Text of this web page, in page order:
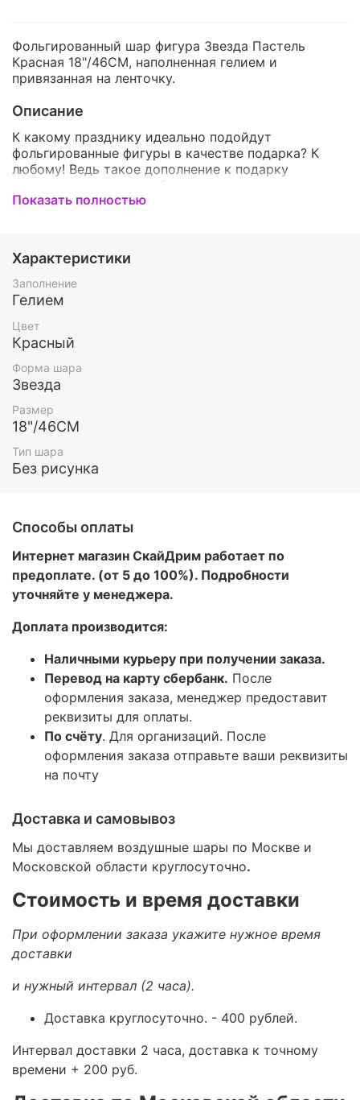
Фольгированный шар фигура Звезда Пастель
Красная 18"/46СМ, наполненная гелием и
привязанная на ленточку.
Описание
К какому празднику идеально подойдут
фольгированные фигуры в качестве подарка? К
любому! Ведь такое дополнение к подарку
порадует не только ребенка, но и взрослого
человека! Ведь они яркие, красочные и дарят
на любой вкус. Ими можно дополнить нашу
композицию или даже создать свою собственную.
К тому же, фольгированные шары летают гораздо
дольше латексных и могут радовать получателя
Показать полностью
Характеристики
Заполнение
Гелием
Цвет
Красный
Форма шара
Звезда
Размер
18"/46СМ
Тип шара
Без рисунка
Способы оплаты
Интернет магазин СкайДрим работает по
предоплате. (от 5 до 100%). Подробности
уточняйте у менеджера.
Доплата производится:
Наличными курьеру при получении заказа.
Перевод на карту сбербанк. После
оформления заказа, менеджер предоставит
реквизиты для оплаты.
По счёту. Для организаций. После
оформления заказа отправьте ваши реквизиты
на почту
Доставка и самовывоз
Мы доставляем воздушные шары по Москве и
Московской области круглосуточно.
Стоимость и время доставки
При оформлении заказа укажите нужное время
доставки
и нужный интервал (2 часа).
Доставка круглосуточно. - 400 рублей.
Интервал доставки 2 часа, доставка к точному
времени + 200 руб.